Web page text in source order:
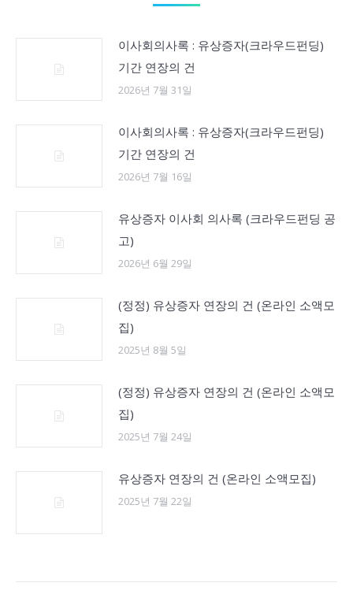
이사회의사록 : 유상증자(크라우드펀딩)
기간 연장의 건
2026년 7월 31일
이사회의사록 : 유상증자(크라우드펀딩)
기간 연장의 건
2026년 7월 16일
유상증자 이사회 의사록 (크라우드펀딩 공
고)
2026년 6월 29일
(정정) 유상증자 연장의 건 (온라인 소액모
집)
2025년 8월 5일
(정정) 유상증자 연장의 건 (온라인 소액모
집)
2025년 7월 24일
유상증자 연장의 건 (온라인 소액모집)
2025년 7월 22일